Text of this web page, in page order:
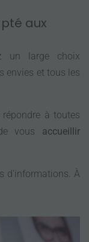
aux
un large choix
envies et tous les
répondre à toutes
vous accueillir
d'informations. À